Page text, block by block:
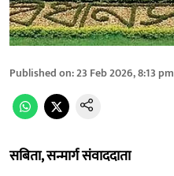
Published on:23 Feb 2026, 8:13 pm
सबिता, सन्मार्ग संवाददाता